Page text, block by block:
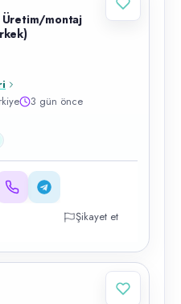
Üretim/montaj
3 gün önce
Şikayet et